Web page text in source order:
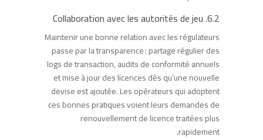
6.2. Collaboration avec les autorités de jeu
Maintenir une bonne relation avec les régulateurs
passe par la transparence : partage régulier des
logs de transaction, audits de conformité annuels
et mise à jour des licences dès qu’une nouvelle
devise est ajoutée. Les opérateurs qui adoptent
ces bonnes pratiques voient leurs demandes de
renouvellement de licence traitées plus
rapidement.